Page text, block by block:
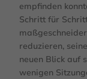
empfinden
Schritt für
reduzieren,
neuen Blick auf
wenigen